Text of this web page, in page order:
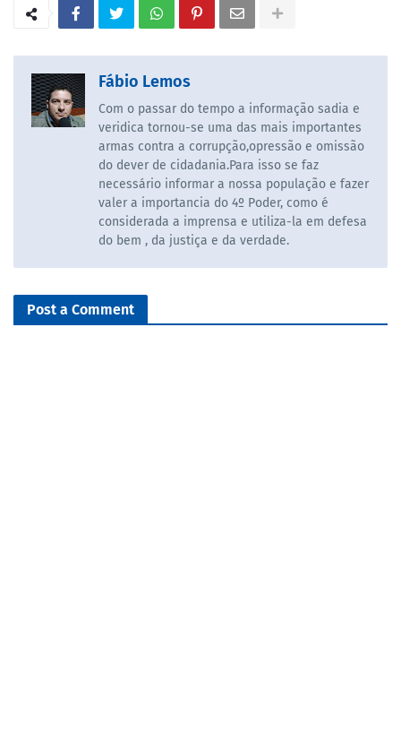
Fábio Lemos
Com o passar do tempo a informação sadia e
veridica tornou-se uma das mais importantes
armas contra a corrupção,opressão e omissão
do dever de cidadania.Para isso se faz
necessário informar a nossa população e fazer
valer a importancia do 4º Poder, como é
considerada a imprensa e utiliza-la em defesa
do bem , da justiça e da verdade.
Post a Comment